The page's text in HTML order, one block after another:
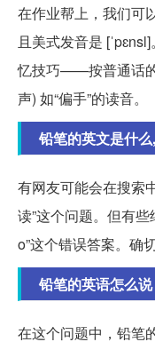
在作业帮上，我们可
且美式发音是
忆技巧——按普通话
声) 如“偏手”的读音。
铅笔的英文是什
有网友可能会在搜索
读”这个问题。但有
o”这个错误答案。确
铅笔的英语怎么说
在这个问题中，铅笔